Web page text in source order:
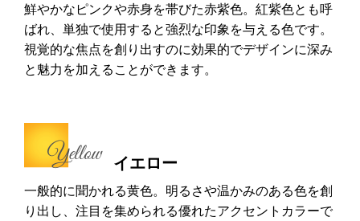
鮮やかなピンクや赤身を帯びた赤紫色。紅紫色とも呼
ばれ、単独で使用すると強烈な印象を与える色です。
視覚的な焦点を創り出すのに効果的でデザインに深み
と魅力を加えることができます。
イエロー
一般的に聞かれる黄色。明るさや温かみのある色を創
り出し、注目を集められる優れたアクセントカラーで